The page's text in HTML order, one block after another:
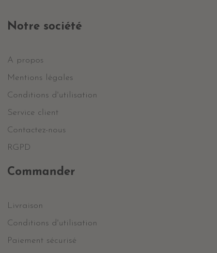
Notre société
A propos
Mentions légales
Conditions d'utilisation
Service client
Contactez-nous
RGPD
Commander
Livraison
Conditions d'utilisation
Paiement sécurisé